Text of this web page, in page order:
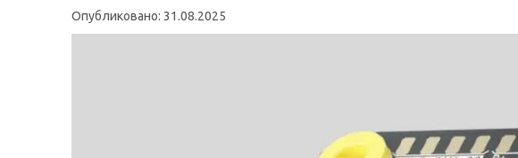
Опубликовано: 31.08.2025